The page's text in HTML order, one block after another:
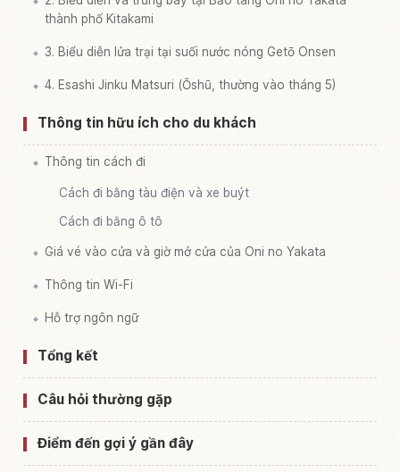
thành phố Kitakami
3. Biểu diễn lửa trại tại suối nước nóng Getō Onsen
4. Esashi Jinku Matsuri (Ōshū, thường vào tháng 5)
Thông tin hữu ích cho du khách
Thông tin cách đi
Cách đi bằng tàu điện và xe buýt
Cách đi bằng ô tô
Giá vé vào cửa và giờ mở cửa của Oni no Yakata
Thông tin Wi-Fi
Hỗ trợ ngôn ngữ
Tổng kết
Câu hỏi thường gặp
Điểm đến gợi ý gần đây